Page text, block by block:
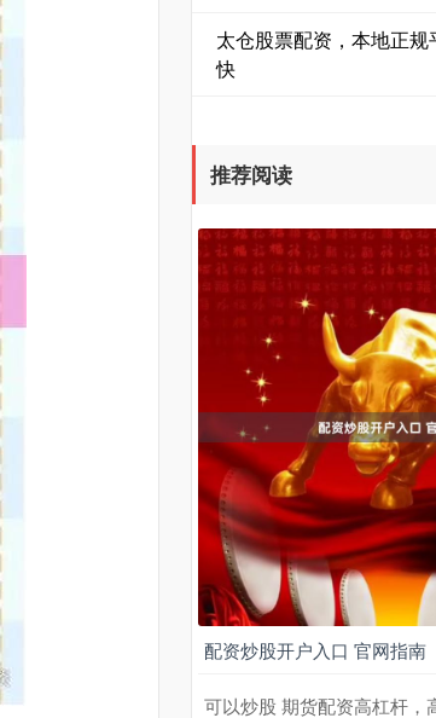
太仓股票配资，本地正
快
推荐阅读
配资炒股开户入口 官网指南
可以炒股 期货配资高杠杆，